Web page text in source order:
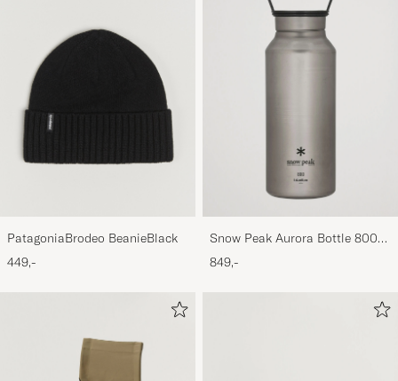
PatagoniaBrodeo BeanieBlack
449,-
Snow Peak Aurora Bottle 800
Titanium
849,-